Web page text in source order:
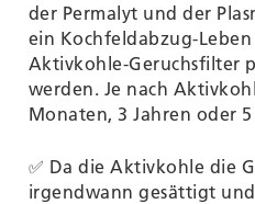
der Permalyt und der
ein Kochfeldabzug-
Aktivkohle-Geruchsfilter
werden. Je nach
Monaten, 3 Jahren oder
✅ Da die Aktivkohle die
irgendwann gesättigt